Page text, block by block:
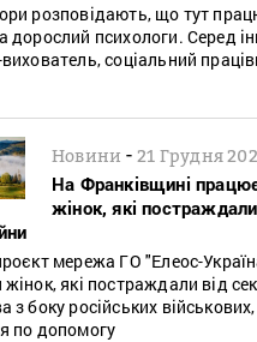
розповідають, що тут
дорослий психологи. Серед
соціальний
Новини -21 Грудня
На Франківщині
жінок, які
мережа ГО "Елеос-
які постраждали від
з боку російських
по допомогу